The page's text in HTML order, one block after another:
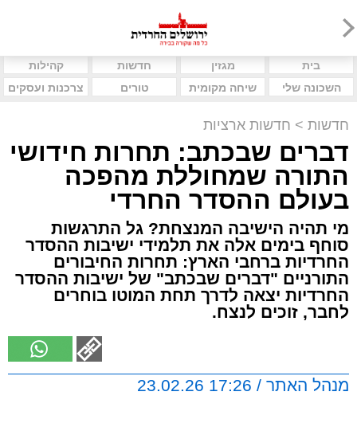
בית מגזין חדשות
קהילות
השכונה שלי
שיחה מקומית טורים צרכנות ועסקים
חדשות > חדשות ארציות
דברים שבכתב: תחרות חידושי
התורה שמחוללת מהפכה
בעולם ההסדר החרדי
מי תהיה הישיבה המנצחת? גל התרגשות
סוחף בימים אלה את תלמידי ישיבות ההסדר
החרדיות ברחבי הארץ: תחרות החיבורים
התורניים "דברים שבכתב" של ישיבות ההסדר
החרדיות יצאה לדרך תחת המוטו בוחרים
לחבר, זוכים לנצח.
מנהל האתר / 17:26 23.02.26